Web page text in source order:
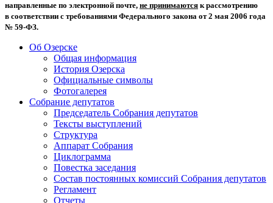
направленные по электронной почте, не принимаются к рассмотрению
в соответствии с требованиями Федерального закона от 2 мая 2006 года
№ 59-ФЗ.
Об Озерске
Общая информация
История Озерска
Официальные символы
Фотогалерея
Собрание депутатов
Председатель Собрания депутатов
Тексты выступлений
Структура
Аппарат Собрания
Циклограмма
Повестка заседания
Состав постоянных комиссий Собрания депутатов
Регламент
Отчеты